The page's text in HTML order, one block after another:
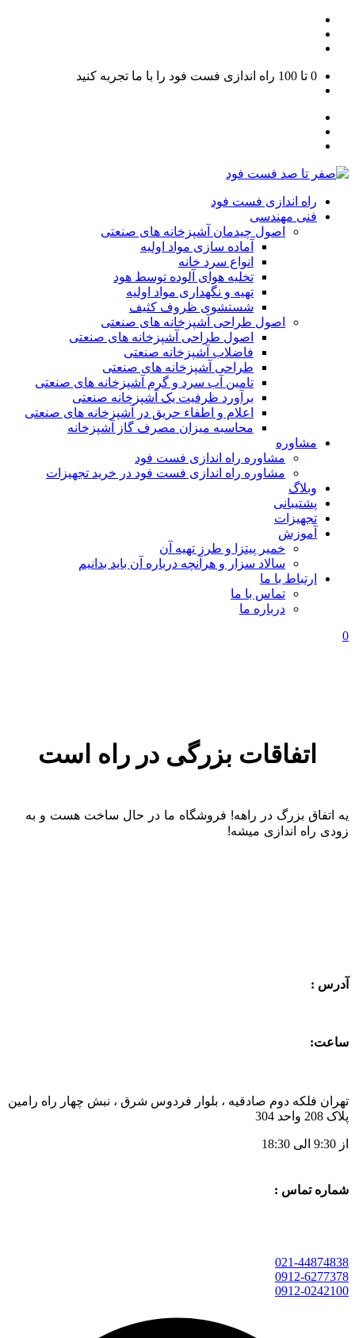
0 تا 100 راه اندازی فست فود را با ما تجربه کنید
راه اندازی فست فود
فنی مهندسی
اصول چیدمان آشپزخانه های صنعتی
آماده سازی مواد اولیه
انواع سرد خانه
تخلیه هوای آلوده توسط هود
تهیه و نگهداری مواد اولیه
شستشوی ظروف کثیف
اصول طراحی آشپزخانه های صنعتی
اصول طراحی آشپزخانه های صنعتی
فاضلاب آشپزخانه صنعتی
طراحی آشپزخانه های صنعتی
تامین آب سرد و گرم آشپزخانه های صنعتی
برآورد ظرفیت یک آشپزخانه صنعتی
اعلام و اطفاء حریق در آشپزخانه های صنعتی
محاسبه میزان مصرف گاز آشپزخانه
مشاوره
مشاوره راه اندازی فست فود
مشاوره راه اندازی فست فود در خرید تجهیزات
وبلاگ
پشتیبانی
تجهیزات
آموزش
خمیر پیتزا و طرز تهیه آن
سالاد سزار و هرآنچه درباره آن باید بدانیم
ارتباط با ما
تماس با ما
درباره ما
0
اتفاقات بزرگی در راه است
یه اتفاق بزرگ در راهه! فروشگاه ما در حال ساخت هست و به
زودی راه اندازی میشه!
آدرس :
ساعت:
تهران فلکه دوم صادقیه ، بلوار فردوس شرق ، نبش چهار راه رامین
پلاک 208 واحد 304
از 9:30 الی 18:30
شماره تماس :
021-44874838
0912-6277378
0912-0242100